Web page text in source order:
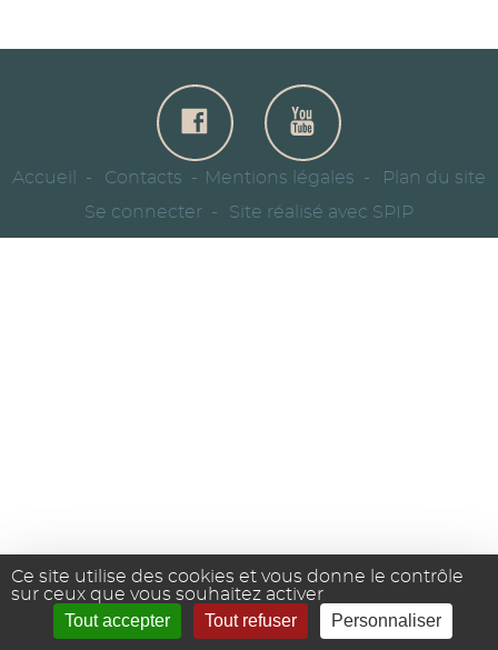
Ce site utilise des cookies et vous donne le contrôle
sur ceux que vous souhaitez activer
Tout accepter Tout refuser Personnaliser
Accueil Contacts Mentions légales
Plan du site
Se connecter
Site réalisé avec SPIP